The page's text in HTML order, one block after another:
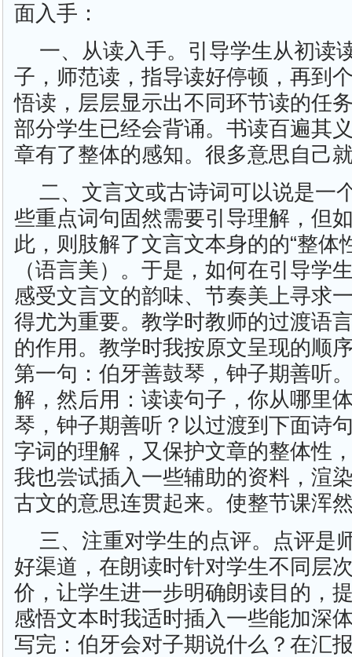
面入手：
一、从读入手。引导学生从初读
子，师范读，指导读好停顿，再到
悟读，层层显示出不同环节读的任
部分学生已经会背诵。书读百遍其
章有了整体的感知。很多意思自己
二、文言文或古诗词可以说是一
些重点词句固然需要引导理解，但
此，则肢解了文言文本身的的“整体
（语言美）。于是，如何在引导学
感受文言文的韵味、节奏美上寻求
得尤为重要。教学时教师的过渡语
的作用。教学时我按原文呈现的顺
第一句：伯牙善鼓琴，钟子期善听。
解，然后用：读读句子，你从哪里
琴，钟子期善听？以过渡到下面诗
字词的理解，又保护文章的整体性
我也尝试插入一些辅助的资料，渲
古文的意思连贯起来。使整节课浑
三、注重对学生的点评。点评是
好渠道，在朗读时针对学生不同层
价，让学生进一步明确朗读目的，
感悟文本时我适时插入一些能加深
写完：伯牙会对子期说什么？在汇